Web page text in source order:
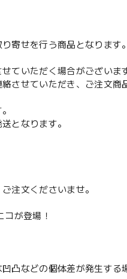
寄せを行う商品となります。
ていただく場合がございま
させていただき、ご注文商
となります。
注文くださいませ。
が登場！
凸などの個体差が発生する